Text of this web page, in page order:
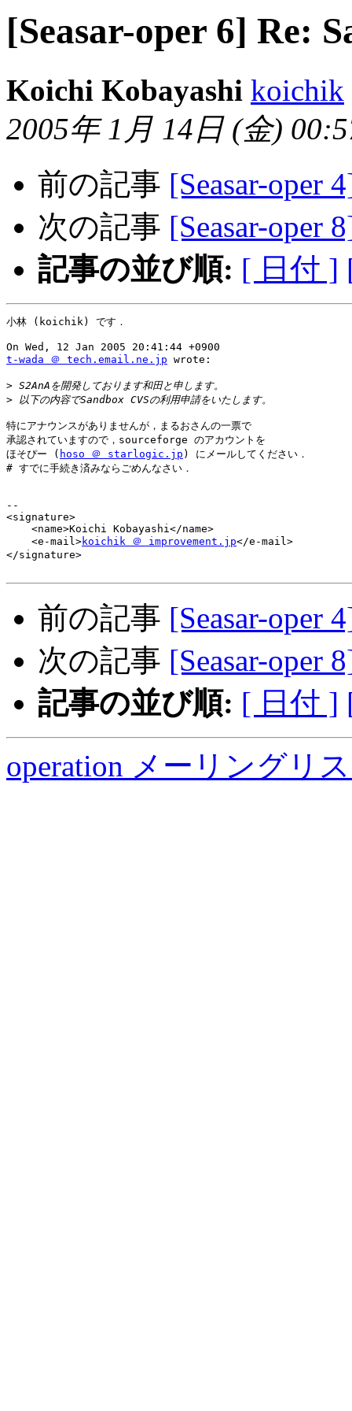
[Seasar-oper 6] Re:
Koichi Kobayashi koichik
2005年 1月 14日 (金)
前の記事 [Seasar-oper
次の記事 [Seasar-oper
記事の並び順: [ 日付 ]
小林 (koichik) です．
t-wada ＠ tech.email.ne.jp wrote:
>
>
特にアナウンスがありませんが，まるおさんの一票で
承認されていますので，sourceforge のアカウントを
ほそぴー ( hoso ＠ starlogic.jp ) にメールしてください．
# すでに手続き済みならごめんなさい．
--
<signature>
    <name>Koichi Kobayashi</name>
    <e-mail>
koichik ＠ improvement.jp</e-mail>
</signature>
前の記事 [Seasar-oper
次の記事 [Seasar-oper
記事の並び順: [ 日付 ]
operation メーリングリ